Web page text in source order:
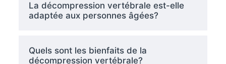
La décompression vertébrale est-elle
adaptée aux personnes âgées?
Quels sont les bienfaits de la
décompression vertébrale?